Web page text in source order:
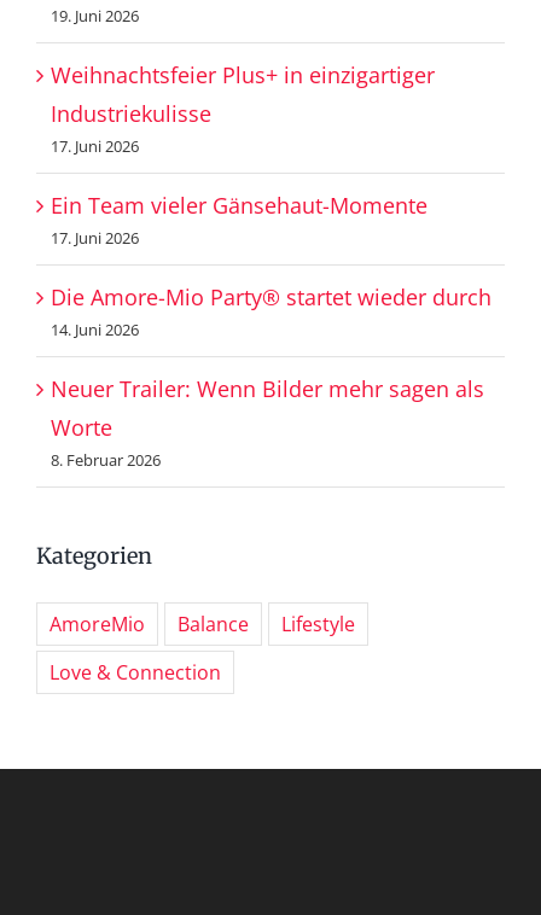
19. Juni 2026
Weihnachtsfeier Plus+ in einzigartiger
Industriekulisse
17. Juni 2026
Ein Team vieler Gänsehaut-Momente
17. Juni 2026
Die Amore-Mio Party® startet wieder durch
14. Juni 2026
Neuer Trailer: Wenn Bilder mehr sagen als
Worte
8. Februar 2026
Kategorien
AmoreMio Balance
Lifestyle
Love & Connection